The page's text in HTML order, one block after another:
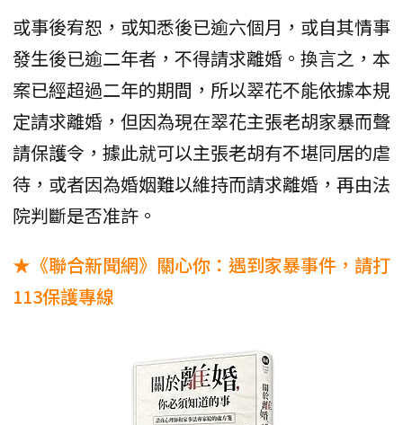
或事後宥恕，或知悉後已逾六個月，或自其情事
發生後已逾二年者，不得請求離婚。換言之，本
案已經超過二年的期間，所以翠花不能依據本規
定請求離婚，但因為現在翠花主張老胡家暴而聲
請保護令，據此就可以主張老胡有不堪同居的虐
待，或者因為婚姻難以維持而請求離婚，再由法
院判斷是否准許。
★《聯合新聞網》關心你：遇到家暴事件，請打
113保護專線